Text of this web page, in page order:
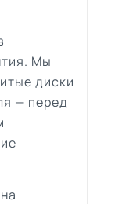
Мы
диски
— перед